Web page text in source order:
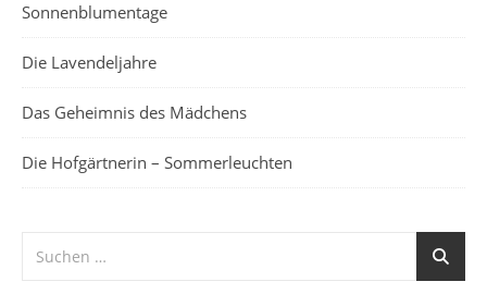
Sonnenblumentage
Die Lavendeljahre
Das Geheimnis des Mädchens
Die Hofgärtnerin – Sommerleuchten